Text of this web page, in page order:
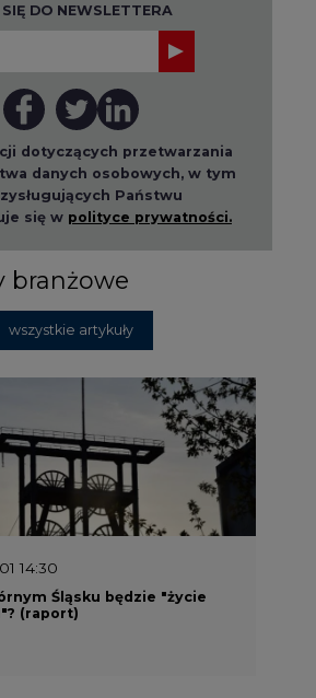
DO NEWSLETTERA
dotyczących przetwarzania
danych osobowych, w tym
Państwu
się w polityce prywatności.
branżowe
wszystkie artykuły
14:30
Śląsku będzie "życie
(raport)